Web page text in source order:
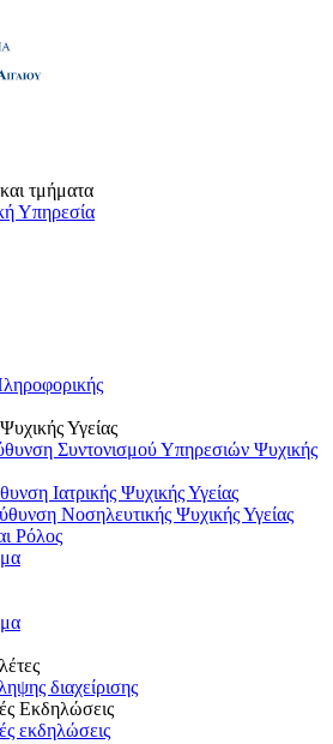
τμήματα
Υπηρεσία
Υγείας
Συντονισμού Υπηρεσιών Ψυχικής
Ιατρικής Ψυχικής Υγείας
Νοσηλευτικής Ψυχικής Υγείας
Ρόλος
διαχείρισης
Εκδηλώσεις
εκδηλώσεις